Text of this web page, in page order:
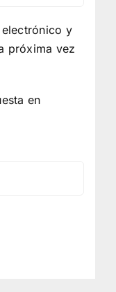
y
próxima vez
en